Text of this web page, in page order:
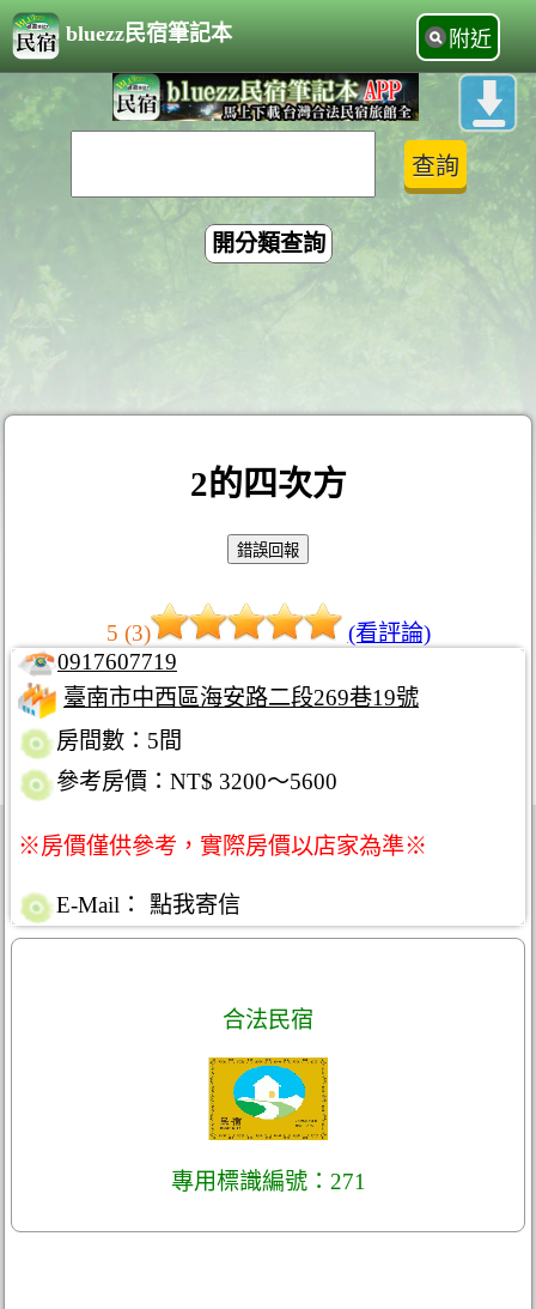
bluezz民宿筆記本 附近
開分類查詢
2的四次方
5 (3)
(看評論)
0917607719
臺南市中西區海安路二段269巷19號
房間數：5間
參考房價：NT$ 3200～5600
※房價僅供參考，實際房價以店家為準※
E-Mail： 點我寄信
合法民宿
專用標識編號：271